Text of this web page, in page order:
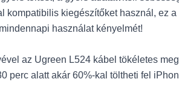
kiegészítőket használ, ez
használat kényelmét!
az Ugreen L524 kábel tökéletes
perc alatt akár 60%-kal töltheti fel